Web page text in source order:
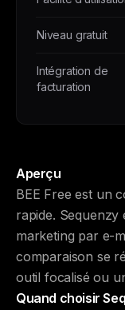
Niveau gratuit
Intégration de
facturation
Aperçu
BEE Free est un
rapide.
marketing par e-
comparaison se
outil focalisé ou
Quand choisir